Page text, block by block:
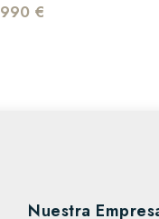
990 €
Nuestra